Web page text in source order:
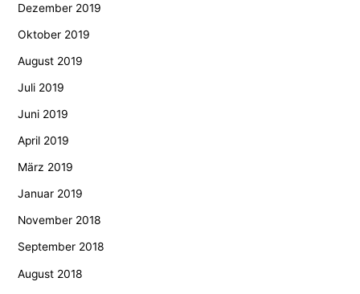
Dezember 2019
Oktober 2019
August 2019
Juli 2019
Juni 2019
April 2019
März 2019
Januar 2019
November 2018
September 2018
August 2018